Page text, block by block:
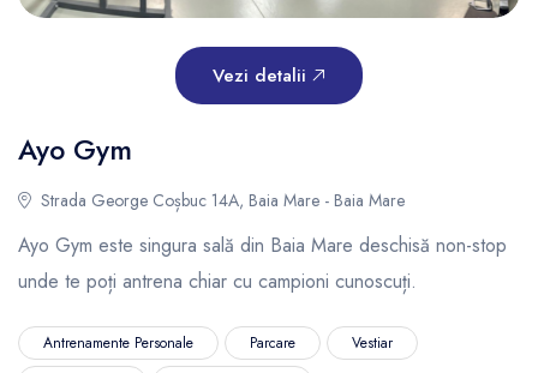
Vezi detalii
Ayo Gym
Strada George Coșbuc 14A, Baia Mare - Baia Mare
Ayo Gym este singura sală din Baia Mare deschisă non-stop
unde te poți antrena chiar cu campioni cunoscuți.
Antrenamente Personale Parcare
Vestiar